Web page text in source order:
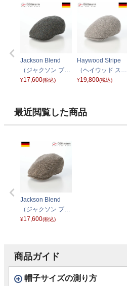
Jackson Blend
（ジャクソン ブレ
ンド） G2638663
¥17,600(税込)
Haywood Stripe
（ヘイウッド スト
ライプ） G286271
¥19,800(税込)
最近閲覧した商品
Jackson Blend
（ジャクソン ブレ
ンド） G2638663
¥17,600(税込)
商品ガイド
帽子サイズの測り方